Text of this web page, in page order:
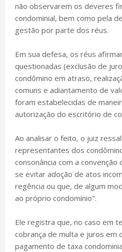
não observarem os deveres
condominial, bem como pela
gestão por parte dos réus.
Em sua defesa, os réus
questionadas (exclusão de
condômino em atraso,
comuns e adiantamento de
foram estabelecidas de
autorização do escritório de
Ao analisar o feito, o juiz
representantes dos
consonância com a
se evitar adoção de atos
regência ou que, de algum
ao próprio condomínio".
Ele registra que, no caso em
cobrança de multa e juros em
pagamento de taxa